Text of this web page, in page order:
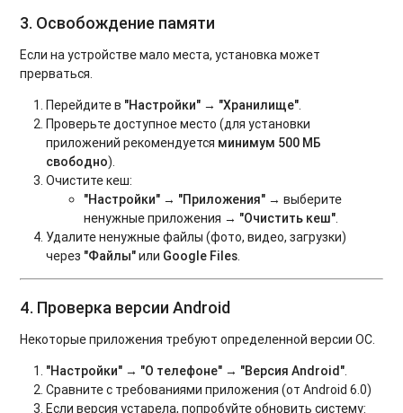
3. Освобождение памяти
Если на устройстве мало места, установка может
прерваться.
Перейдите в "Настройки" → "Хранилище".
Проверьте доступное место (для установки
приложений рекомендуется минимум 500 МБ
свободно).
Очистите кеш:
"Настройки" → "Приложения" → выберите
ненужные приложения → "Очистить кеш".
Удалите ненужные файлы (фото, видео, загрузки)
через "Файлы"или Google Files.
4. Проверка версии Android
Некоторые приложения требуют определенной версии ОС.
"Настройки" → "О телефоне" → "Версия Android".
Сравните с требованиями приложения (от Android 6.0)
Если версия устарела, попробуйте обновить систему: